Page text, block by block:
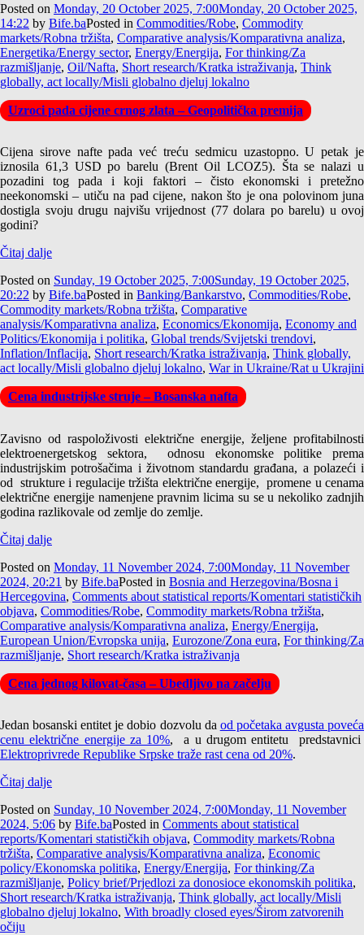
Posted on Monday, 20 October 2025, 7:00Monday, 20 October 2025,
14:22 by Bife.baPosted in Commodities/Robe, Commodity
markets/Robna tržišta, Comparative analysis/Komparativna analiza,
Energetika/Energy sector, Energy/Energija, For thinking/Za
razmišljanje, Oil/Nafta, Short research/Kratka istraživanja, Think
globally, act locally/Misli globalno djeluj lokalno
Uzroci pada cijene crnog zlata – Geopolitička premija
Cijena sirove nafte pada već treću sedmicu uzastopno. U petak je
iznosila 61,3 USD po barelu (Brent Oil LCOZ5). Šta se nalazi u
pozadini tog pada i koji faktori – čisto ekonomski i pretežno
neekonomski – utiču na pad cijene, nakon što je ona polovinom juna
dostigla svoju drugu najvišu vrijednost (77 dolara po barelu) u ovoj
godini?
Čitaj dalje
Posted on Sunday, 19 October 2025, 7:00Sunday, 19 October 2025,
20:22 by Bife.baPosted in Banking/Bankarstvo, Commodities/Robe,
Commodity markets/Robna tržišta, Comparative
analysis/Komparativna analiza, Economics/Ekonomija, Economy and
Politics/Ekonomija i politika, Global trends/Svijetski trendovi,
Inflation/Inflacija, Short research/Kratka istraživanja, Think globally,
act locally/Misli globalno djeluj lokalno, War in Ukraine/Rat u Ukrajini
Cena industrijske struje – Bosanska nafta
Zavisno od raspoloživosti električne energije, željene profitabilnosti
elektroenergetskog sektora, odnosu ekonomske politike prema
industrijskim potrošačima i životnom standardu građana, a polazeći i
od strukture i regulacije tržišta električne energije, promene u cenama
električne energije namenjene pravnim licima su se u nekoliko zadnjih
godina razlikovale od zemlje do zemlje.
Čitaj dalje
Posted on Monday, 11 November 2024, 7:00Monday, 11 November
2024, 20:21 by Bife.baPosted in Bosnia and Herzegovina/Bosna i
Hercegovina, Comments about statistical reports/Komentari statističkih
objava, Commodities/Robe, Commodity markets/Robna tržišta,
Comparative analysis/Komparativna analiza, Energy/Energija,
European Union/Evropska unija, Eurozone/Zona eura, For thinking/Za
razmišljanje, Short research/Kratka istraživanja
Cena jednog kilovat-časa – Ubedljivo na začelju
Jedan bosanski entitet je dobio dozvolu da od početaka avgusta poveća
cenu električne energije za 10%, a u drugom entitetu predstavnici
Elektroprivrede Republike Srpske traže rast cena od 20%.
Čitaj dalje
Posted on Sunday, 10 November 2024, 7:00Monday, 11 November
2024, 5:06 by Bife.baPosted in Comments about statistical
reports/Komentari statističkih objava, Commodity markets/Robna
tržišta, Comparative analysis/Komparativna analiza, Economic
policy/Ekonomska politika, Energy/Energija, For thinking/Za
razmišljanje, Policy brief/Prjedlozi za donosioce ekonomskih politika,
Short research/Kratka istraživanja, Think globally, act locally/Misli
globalno djeluj lokalno, With broadly closed eyes/Širom zatvorenih
očiju